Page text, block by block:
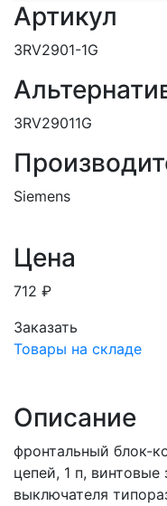
Артикул
3RV2901-1G
3RV29011G
Siemens
Цена
712 ₽
Заказать
Товары на складе
Описание
фронтальный блок-
цепей, 1 п,
выключателя